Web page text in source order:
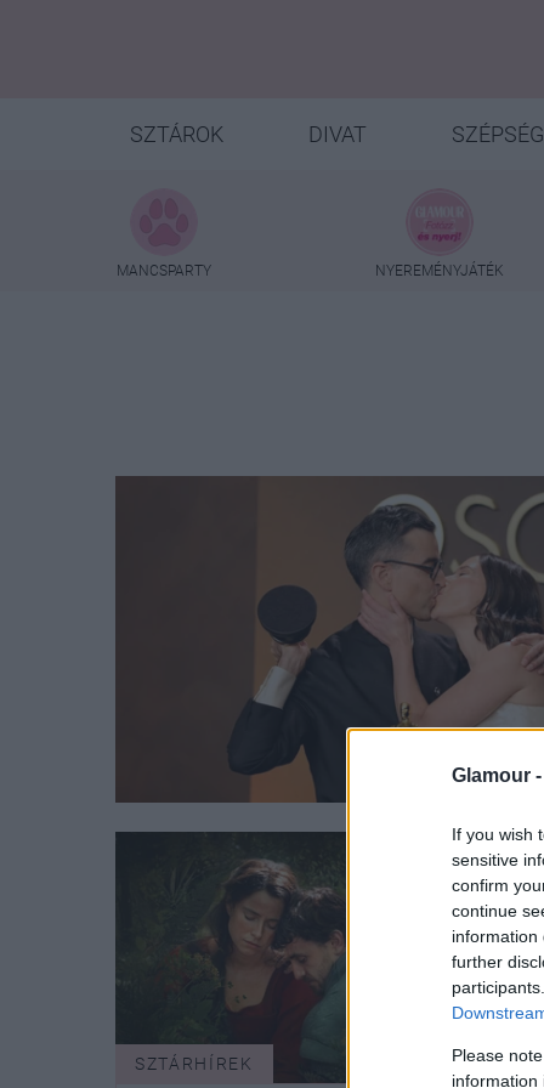
Glamour -
If you wish
sensitive
confirm
continue
information
further
Please
information
SZTÁROK DIVAT SZÉPSÉG
MANCSPARTY NYEREMÉNYJÁTÉK
SZTÁRHÍREK